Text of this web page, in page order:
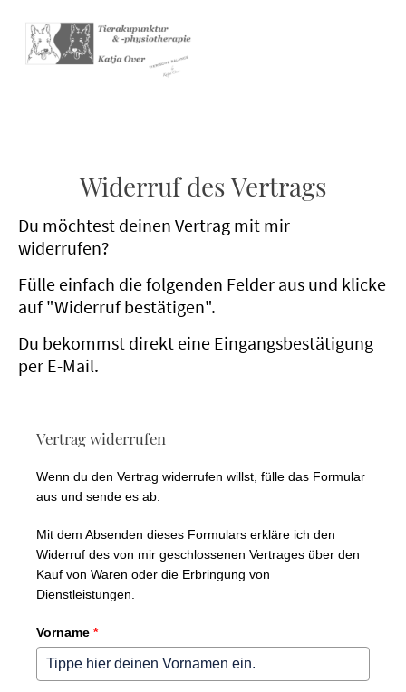
Du möchtest deinen Vertrag mit mir
widerrufen?
Fülle einfach die folgenden Felder aus und klicke
auf "Widerruf bestätigen".
Du bekommst direkt eine Eingangsbestätigung
per E-Mail.
Widerruf des Vertrags
Vertrag widerrufen
Wenn du den Vertrag widerrufen willst, fülle das Formular
aus und sende es ab.
Mit dem Absenden dieses Formulars erkläre ich den
Widerruf des von mir geschlossenen Vertrages über den
Kauf von Waren oder die Erbringung von
Dienstleistungen.
Vorname *